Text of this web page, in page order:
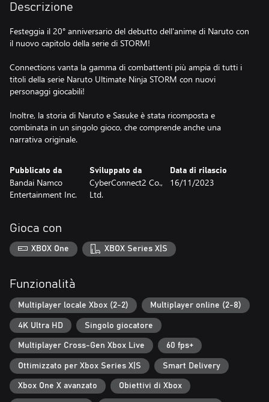
Descrizione
Festeggia il 20° anniversario del debutto dell'anime di Naruto con
il nuovo capitolo della serie di STORM!
Connections vanta la gamma di combattenti più ampia di tutti i
titoli della serie Naruto Ultimate Ninja STORM con nuovi
personaggi giocabili!
Inoltre, la storia di Naruto e Sasuke è stata ricomposta e
combinata in un singolo gioco, che comprende anche una
narrativa originale.
Pubblicato da
Bandai Namco
Entertainment Inc.
Sviluppato da
CyberConnect2 Co.,
Ltd.
Data di rilascio
16/11/2023
Gioca con
XBOX One XBOX Series X|S
Funzionalità
Multiplayer locale Xbox (2-2) Multiplayer online (2-8)
4K Ultra HD Singolo giocatore
Multiplayer Cross-Gen Xbox Live 60 fps+
Ottimizzato per Xbox Series X|S Smart Delivery
Xbox One X avanzato Obiettivi di Xbox